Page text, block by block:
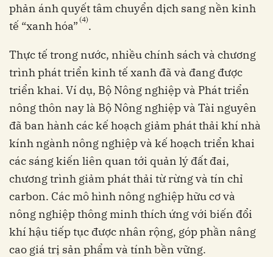
phản ánh quyết tâm chuyển dịch sang nền kinh
tế “xanh hóa” (4).
Thực tế trong nước, nhiều chính sách và chương
trình phát triển kinh tế xanh đã và đang được
triển khai. Ví dụ, Bộ Nông nghiệp và Phát triển
nông thôn nay là Bộ Nông nghiệp và Tài nguyên
đã ban hành các kế hoạch giảm phát thải khí nhà
kính ngành nông nghiệp và kế hoạch triển khai
các sáng kiến liên quan tới quản lý đất đai,
chương trình giảm phát thải từ rừng và tín chỉ
carbon. Các mô hình nông nghiệp hữu cơ và
nông nghiệp thông minh thích ứng với biến đổi
khí hậu tiếp tục được nhân rộng, góp phần nâng
cao giá trị sản phẩm và tính bền vững.